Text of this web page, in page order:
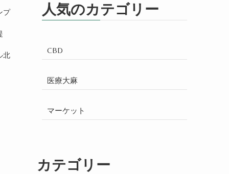
プ
北
人気のカテゴリー
CBD
医療大麻
マーケット
カテゴリー